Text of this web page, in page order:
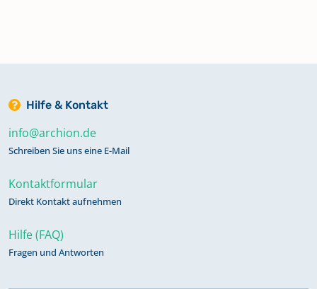
Hilfe & Kontakt
info@archion.de
Schreiben Sie uns eine E-Mail
Kontaktformular
Direkt Kontakt aufnehmen
Hilfe (FAQ)
Fragen und Antworten